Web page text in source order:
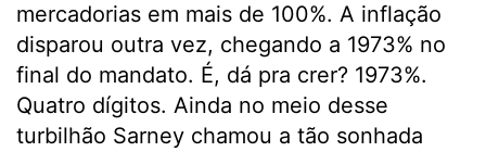
mercadorias em mais de 100%. A inflação
disparou outra vez, chegando a 1973% no
final do mandato. É, dá pra crer? 1973%.
Quatro dígitos. Ainda no meio desse
turbilhão Sarney chamou a tão sonhada